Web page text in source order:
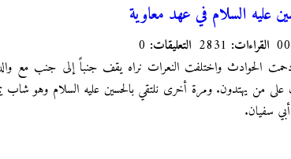
عليه السلام في عهد معاوية
القراءات: التعليقات:
الحوادث واختلفت النعرات نراه يقف جنباً إلى جنب مع
على من يهتدون. ومرة أخرى نلتقي بالحسين عليه السلام وهو شاب
سفيان.